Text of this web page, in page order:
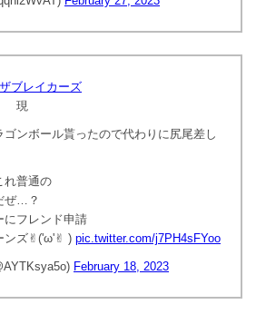
ブレイカーズ
現
ゴンボール貰ったので代わりに尻尾差し
普通の
ぜ…？
にフレンド申請
ンズ✌︎('ω'✌︎ ) pic.twitter.com/j7PH4sFYoo
February 18, 2023